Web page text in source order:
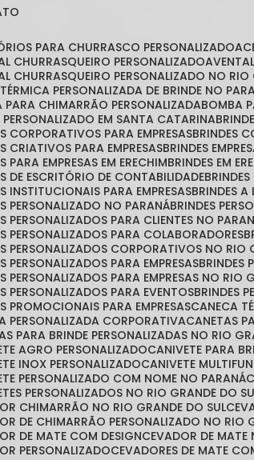
PARA CHURRASCO PERSONALIZADO
CHURRASQUEIRO PERSONALIZADO
CHURRASQUEIRO PERSONALIZADO NO
TÉRMICA PERSONALIZADA DE BRINDE NO
PARA CHIMARRÃO PERSONALIZADA BOMBA
PERSONALIZADO EM SANTA CATARINA
CORPORATIVOS PARA EMPRESAS BRINDES
CRIATIVOS PARA EMPRESAS BRINDES
PARA EMPRESAS EM ERECHIM BRINDES EM
DE ESCRITÓRIO DE CONTABILIDADE
INSTITUCIONAIS PARA EMPRESAS BRINDES A
PERSONALIZADO NO PARANÁ BRINDES
PERSONALIZADOS PARA CLIENTES NO
PERSONALIZADOS PARA COLABORADORES
PERSONALIZADOS CORPORATIVOS NO RIO
PERSONALIZADOS PARA EMPRESAS
PERSONALIZADOS PARA EMPRESAS NO RIO
PERSONALIZADOS PARA EVENTOS BRINDES
PROMOCIONAIS PARA EMPRESAS CANECA
PERSONALIZADA CORPORATIVA
CANETAS
PARA BRINDE PERSONALIZADAS NO RIO
AGRO PERSONALIZADO
CANIVETE PARA
INOX PERSONALIZADO
CANIVETE
PERSONALIZADO COM NOME NO PARANÁ
PERSONALIZADOS NO RIO GRANDE DO
CHIMARRÃO NO RIO GRANDE DO SUL
DE CHIMARRÃO PERSONALIZADO NO RIO
DE MATE COM DESIGN
CEVADOR DE
PERSONALIZADO
CEVADORES DE MATE